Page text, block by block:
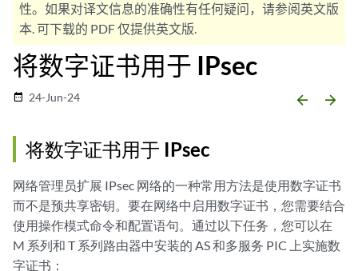
性。如果对译文信息的准确性有任何疑问，请参阅英文版
本. 可下载的 PDF 仅提供英文版.
将数字证书用于 IPsec
date_range 24-Jun-24 arrow_backward arrow_forward
将数字证书用于 IPsec
网络管理员扩展 IPsec 网络的一种常用方法是使用数字证书
而不是预共享密钥。要在网络中启用数字证书，您需要结合
使用操作模式命令和配置语句。通过以下任务，您可以在
M 系列和 T 系列路由器中安装的 AS 和多服务 PIC 上实施数
字证书：